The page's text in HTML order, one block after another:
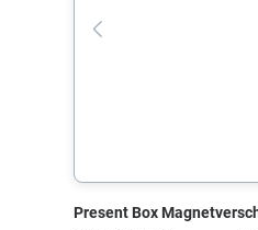
Present Box